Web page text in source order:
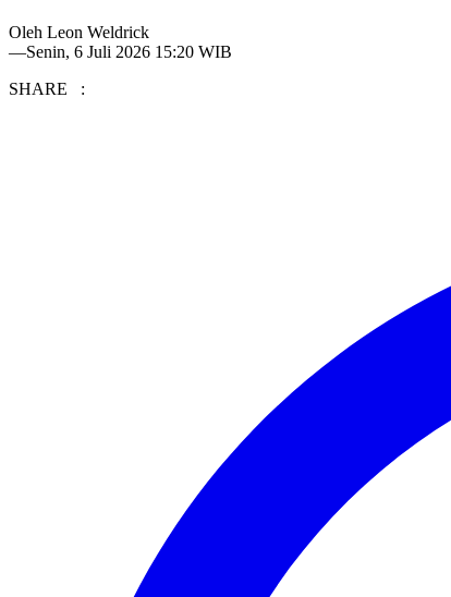
Oleh Leon Weldrick
—Senin, 6 Juli 2026 15:20 WIB
SHARE :